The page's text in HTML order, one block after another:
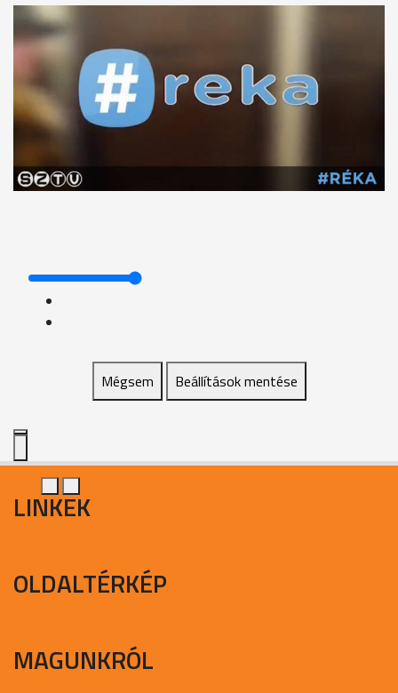
Mégsem Beállítások mentése
LINKEK
OLDALTÉRKÉP
MAGUNKRÓL